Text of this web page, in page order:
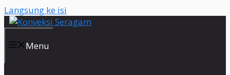
Langsung ke isi
Menu